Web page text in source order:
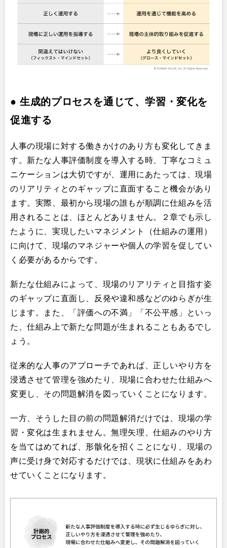
●生成的プロセスを通じて、学習・変化を
促進する
人事の現場に対する働きかけのあり方も変化してきま
す。新たな人事評価制度を導入する時、丁寧なコミュ
ニケーションは大切ですが、運用にあたっては、現場
のリアリティとのギャップに直面すること機会があり
ます。実際、最初から現場の誰もが順調に仕組みを活
用されることは、ほとんどありません。２章でも示し
たように、実現したいマネジメント（仕組みの運用）
に向けて、現場のマネジャーや個人の学習を促してい
く必要があるからです。
新たな仕組みによって、現場のリアリティと目指す姿
のギャップに直面し、反発や違和感などのゆらぎが生
じます。また、「評価への不満」「不公平感」といっ
た、仕組み上で新たな問題が生まれることもあるでし
ょう。
従来的な人事のアプローチであれば、正しいやり方を
浸透させて管理を強めたり、現場に合わせた仕組みへ
変更し、その問題解消を図っていくことになります。
一方、そうした目の前の問題解消だけでは、現場の学
習・変化は生まれません。無理矢理、仕組みのやり方
を当てはめてれば、形骸化を招くことになり、現場の
声に受け身で対応するだけでは、現状に仕組みをあわ
せていくことになります。